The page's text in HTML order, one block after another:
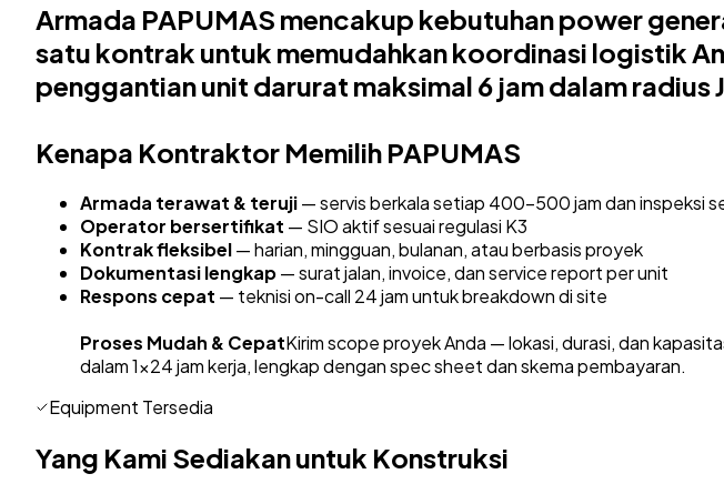
Armada PAPUMAS mencakup kebutuhan power
satu kontrak untuk memudahkan koordinasi logistik
penggantian unit darurat maksimal 6 jam dalam radius
Kenapa Kontraktor Memilih PAPUMAS
Armada terawat & teruji— servis berkala setiap 400–500 jam dan inspeksi
Operator bersertifikat — SIO aktif sesuai regulasi K3
Kontrak fleksibel— harian, mingguan, bulanan, atau berbasis proyek
Dokumentasi lengkap— surat jalan, invoice, dan service report per unit
Respons cepat — teknisi on-call 24 jam untuk breakdown di site
Proses Mudah & CepatKirim scope proyek Anda — lokasi, durasi, dan
dalam 1×24 jam kerja, lengkap dengan spec sheet dan skema pembayaran.
Equipment Tersedia
Yang Kami Sediakan untuk Konstruksi